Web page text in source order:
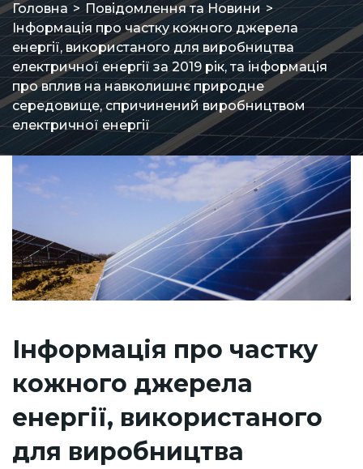
Головна > Повідомлення та Новини >
Інформація про частку кожного джерела
енергії, використаного для виробництва
електричної енергії за 2019 рік, та інформація
про вплив на навколишнє природне
середовище, спричинений виробництвом
електричної енергії
Інформація про частку
кожного джерела
енергії, використаного
для виробництва